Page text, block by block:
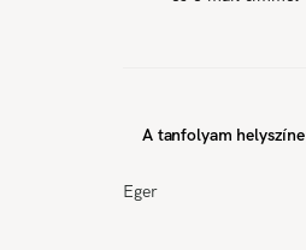
A tanfolyam helyszíne
Eger